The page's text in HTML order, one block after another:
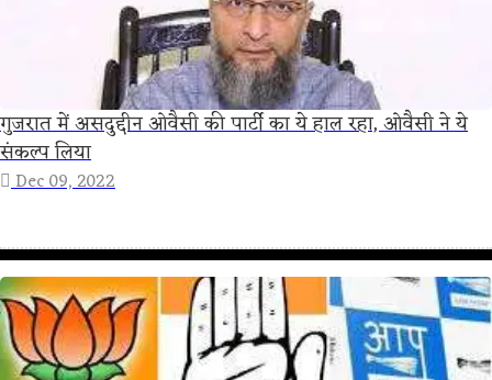
गुजरात में असदुद्दीन ओवैसी की पार्टी का ये हाल रहा, ओवैसी ने ये
संकल्प लिया
Dec 09, 2022